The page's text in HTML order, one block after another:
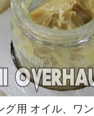
用 オイル、ワ